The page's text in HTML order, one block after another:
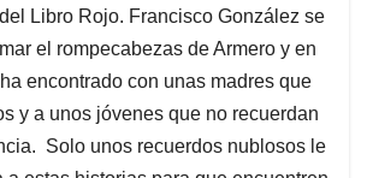
Libro Rojo. Francisco González se
el rompecabezas de Armero y en
encontrado con unas madres que
y a unos jóvenes que no recuerdan
Solo unos recuerdos nublosos le